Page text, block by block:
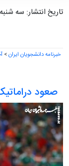
تاریخ انتشار: سه شنبه 1405/04/09 - 10:19
خبرنامه دانشجویان ایران>
صعود